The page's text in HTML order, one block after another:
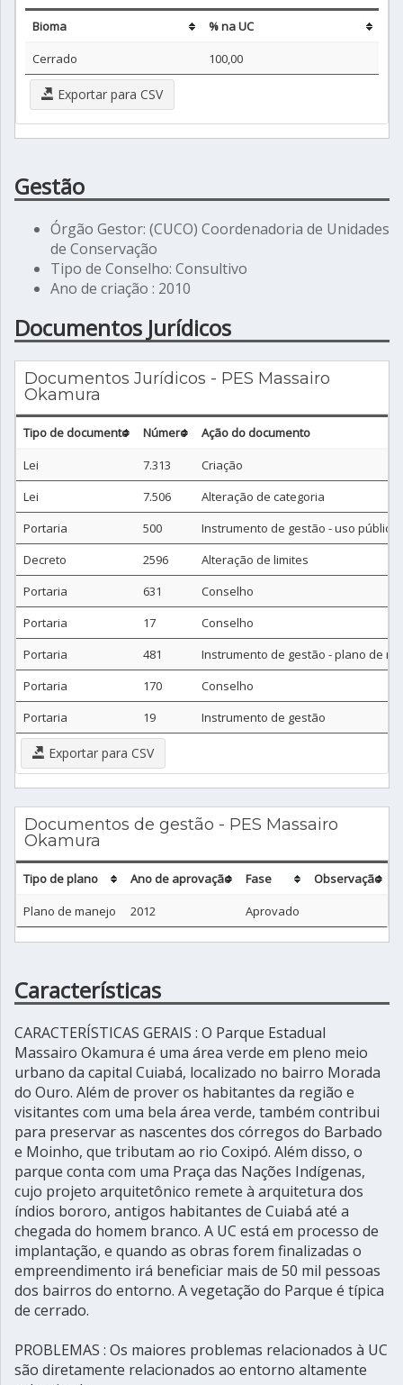
Bioma
% na UC
Cerrado
100,00
Exportar para CSV
Gestão
Órgão Gestor: (CUCO) Coordenadoria de Unidades
de Conservação
Tipo de Conselho: Consultivo
Ano de criação : 2010
Documentos Jurídicos
Documentos Jurídicos - PES Massairo
Okamura
Tipo de documento Número
Ação do documento
Lei
7.313
Criação
Lei
7.506
Alteração de categoria
Portaria
500
Instrumento de gestão - uso público
Decreto
2596
Alteração de limites
Portaria
631
Conselho
Portaria
17
Conselho
Portaria
481
Instrumento de gestão - plano de
Portaria
170
Conselho
Portaria
19 Instrumento de gestão
Exportar para CSV
Documentos de gestão - PES Massairo
Okamura
Tipo de plano Ano de aprovação Fase
Observação
Plano de manejo
2012 Aprovado
Características
CARACTERÍSTICAS GERAIS : O Parque Estadual
Massairo Okamura é uma área verde em pleno meio
urbano da capital Cuiabá, localizado no bairro Morada
do Ouro. Além de prover os habitantes da região e
visitantes com uma bela área verde, também contribui
para preservar as nascentes dos córregos do Barbado
e Moinho, que tributam ao rio Coxipó. Além disso, o
parque conta com uma Praça das Nações Indígenas,
cujo projeto arquitetônico remete à arquitetura dos
índios bororo, antigos habitantes de Cuiabá até a
chegada do homem branco. A UC está em processo de
implantação, e quando as obras forem finalizadas o
empreendimento irá beneficiar mais de 50 mil pessoas
dos bairros do entorno. A vegetação do Parque é típica
de cerrado.
PROBLEMAS : Os maiores problemas relacionados à UC
são diretamente relacionados ao entorno altamente